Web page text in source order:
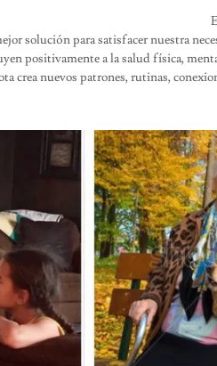
solución para satisfacer nuestra
positivamente a la salud física,
crea nuevos patrones, rutinas,